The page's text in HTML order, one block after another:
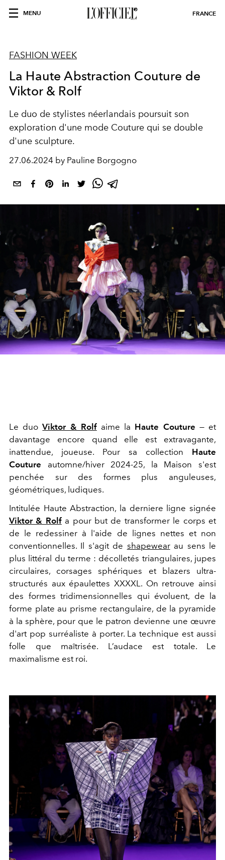
MENU FRANCE
FASHION WEEK
La Haute Abstraction Couture de
Viktor & Rolf
Le duo de stylistes néerlandais poursuit son
exploration d'une mode Couture qui se double
d'une sculpture.
27.06.2024 by Pauline Borgogno
Le duoViktor & Rolfaime la Haute Couture — et
davantage encore quand elle est extravagante,
inattendue, joueuse. Pour sa collection Haute
Couture automne/hiver 2024-25, la Maison s'est
penchée sur des formes plus anguleuses,
géométriques, ludiques.
Intitulée Haute Abstraction, la derniere ligne signée
Viktor & Rolfa pour but de transformer le corps et
de le redessiner à l'aide de lignes nettes et non
conventionnelles. Il s'agit de shapewearau sens le
plus littéral du terme : décolletés triangulaires, jupes
circulaires, corsages sphériques et blazers ultra-
structurés aux épaulettes XXXXL. On retrouve ainsi
des formes tridimensionnelles qui évoluent, de la
forme plate au prisme rectangulaire, de la pyramide
à la sphère, pour que le patron devienne une œuvre
d'art pop surréaliste à porter. La technique est aussi
folle que maîtrisée. L’audace est totale. Le
maximalisme est roi.